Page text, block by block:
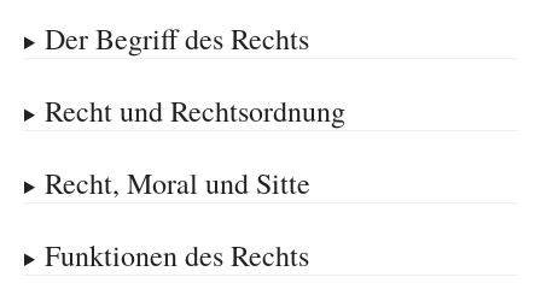
Der Begriff des Rechts
Recht und Rechtsordnung
Recht, Moral und Sitte
Funktionen des Rechts